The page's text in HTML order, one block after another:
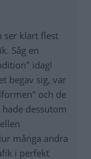
ser klart flest
Såg en
idag!
begav sig, var
och de
dessutom
många andra
i perfekt